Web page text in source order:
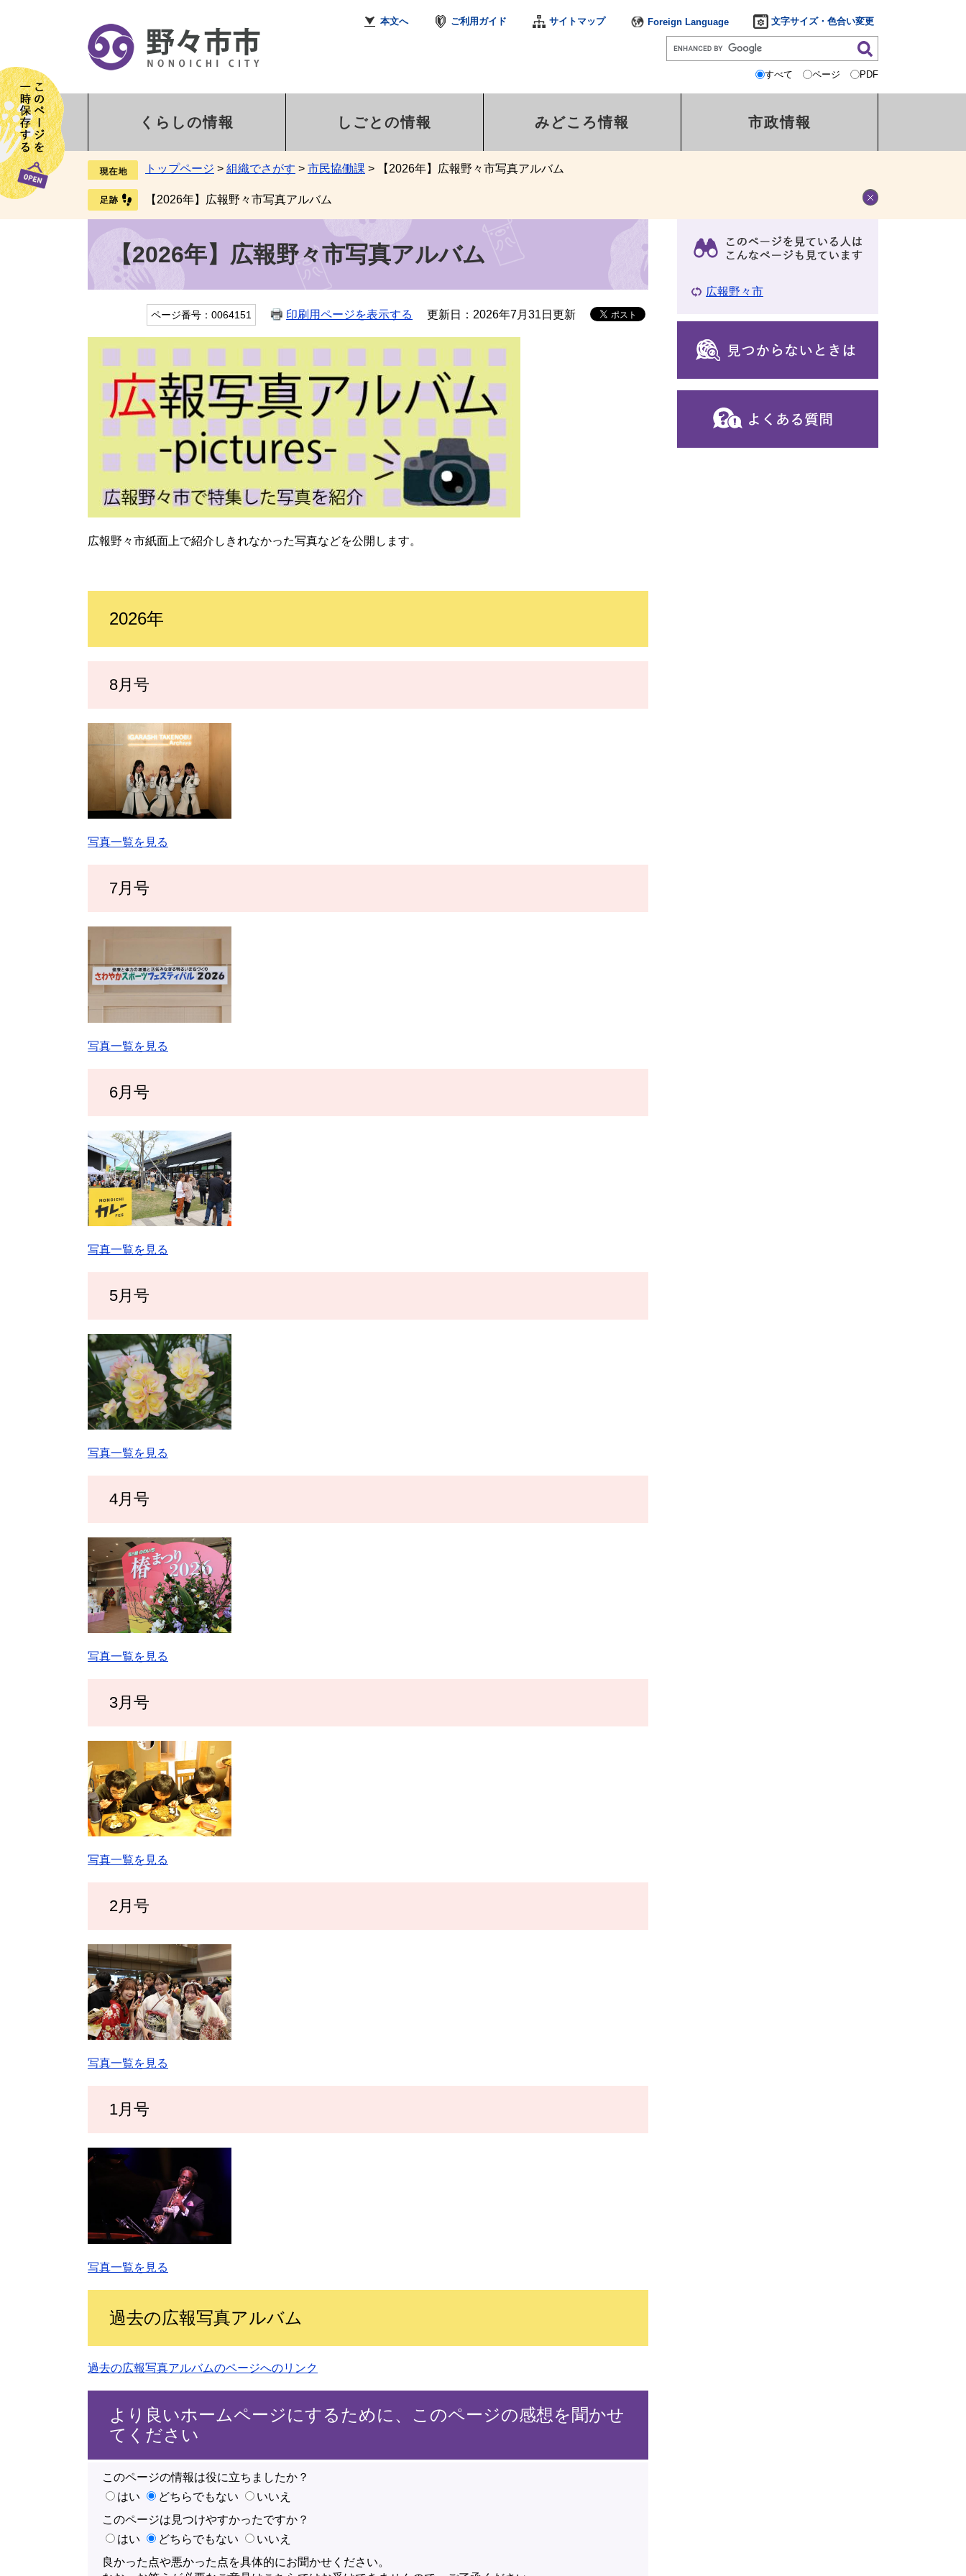
本文へ ご利用ガイド サイトマップ Foreign Language 文字サイズ・色合い変更
すべて ページ PDF
くらしの情報 しごとの情報 みどころ情報 市政情報
トップページ > 組織でさがす > 市民協働課 > 【2026年】広報野々市写真アルバム
【2026年】広報野々市写真アルバム
【2026年】広報野々市写真アルバム
ページ番号：0064151 印刷用ページを表示する 更新日：2026年7月31日更新
広報野々市紙面上で紹介しきれなかった写真などを公開します。
2026年
8月号
写真一覧を見る
7月号
写真一覧を見る
6月号
写真一覧を見る
5月号
写真一覧を見る
4月号
写真一覧を見る
3月号
写真一覧を見る
2月号
写真一覧を見る
1月号
写真一覧を見る
過去の広報写真アルバム
過去の広報写真アルバムのページへのリンク
より良いホームページにするために、このページの感想を聞かせ
てください
このページの情報は役に立ちましたか？
はい
どちらでもない
いいえ
このページは見つけやすかったですか？
はい
どちらでもない
いいえ
良かった点や悪かった点を具体的にお聞かせください。
広報野々市